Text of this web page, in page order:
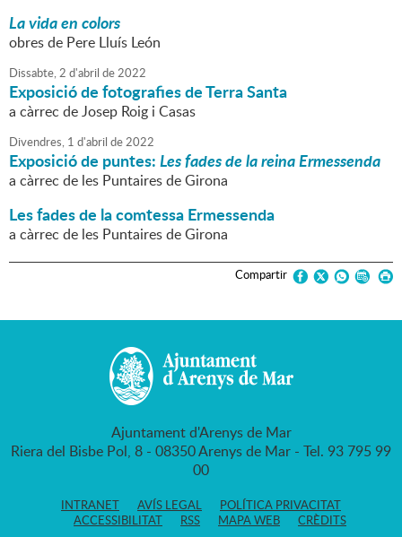
La vida en colors
obres de Pere Lluís León
Dissabte,2 d'abril de2022
Exposició de fotografies de Terra Santa
a càrrec de Josep Roig i Casas
Divendres, 1 d'abril de2022
Exposició de puntes:Les fades de la reina Ermessenda
a càrrec de les Puntaires de Girona
Les fades de la comtessa Ermessenda
a càrrec de les Puntaires de Girona
Compartir
Ajuntament d'Arenys de Mar
Riera del Bisbe Pol, 8 - 08350 Arenys de Mar - Tel. 93 795 99
00
INTRANET AVÍS LEGAL
POLÍTICA PRIVACITAT
ACCESSIBILITAT
RSS MAPA WEB CRÈDITS